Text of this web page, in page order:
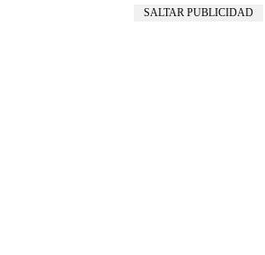
SALTAR PUBLICIDAD